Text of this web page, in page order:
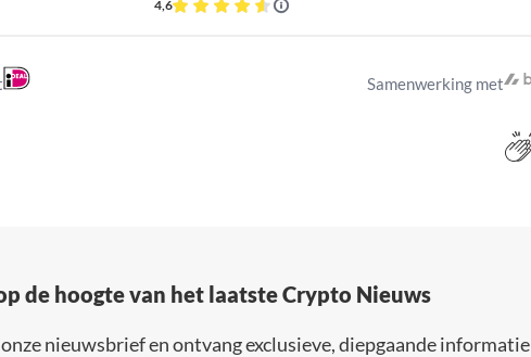
4,6
Samenwerking met
de hoogte van het laatste Crypto Nieuws
nieuwsbrief en ontvang exclusieve, diepgaande